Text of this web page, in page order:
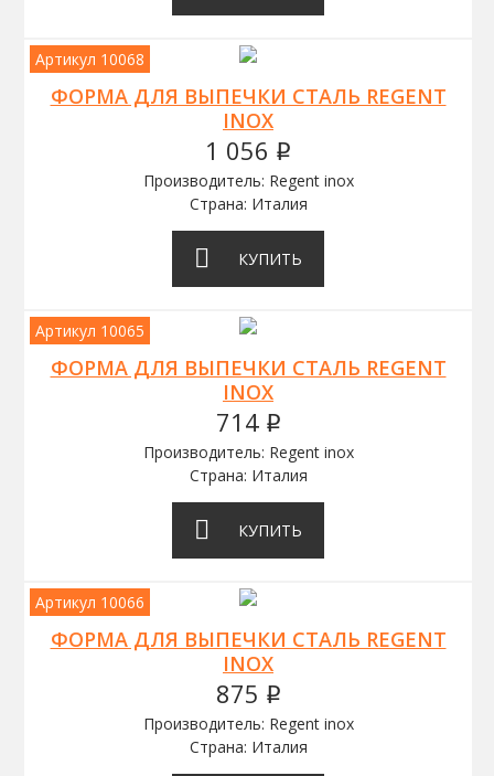
Артикул 10068
ФОРМА ДЛЯ ВЫПЕЧКИ СТАЛЬ REGENT
INOX
1 056 q
Производитель: Regent inox
Страна: Италия
КУПИТЬ
Артикул 10065
ФОРМА ДЛЯ ВЫПЕЧКИ СТАЛЬ REGENT
INOX
714 q
Производитель: Regent inox
Страна: Италия
КУПИТЬ
Артикул 10066
ФОРМА ДЛЯ ВЫПЕЧКИ СТАЛЬ REGENT
INOX
875 q
Производитель: Regent inox
Страна: Италия